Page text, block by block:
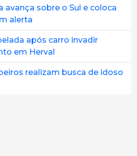
avança sobre o Sul e coloca
alerta
após carro invadir
em Herval
realizam busca de idoso